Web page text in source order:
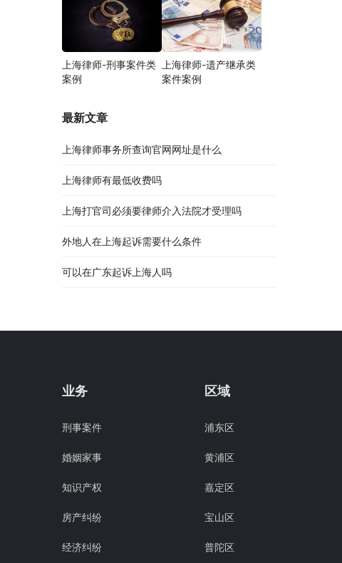
上海律师-刑事案件类
案例
上海律师-遗产继承类
案件案例
最新文章
上海律师事务所查询官网网址是什么
上海律师有最低收费吗
上海打官司必须要律师介入法院才受理吗
外地人在上海起诉需要什么条件
可以在广东起诉上海人吗
业务
刑事案件
婚姻家事
知识产权
房产纠纷
经济纠纷
区域
浦东区
黄浦区
嘉定区
宝山区
普陀区